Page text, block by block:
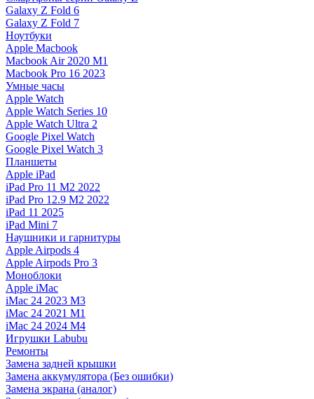
Galaxy Z Fold 6
Galaxy Z Fold 7
Ноутбуки
Apple Macbook
Macbook Air 2020 M1
Macbook Pro 16 2023
Умные часы
Apple Watch
Apple Watch Series 10
Apple Watch Ultra 2
Google Pixel Watch
Google Pixel Watch 3
Планшеты
Apple iPad
iPad Pro 11 M2 2022
iPad Pro 12.9 M2 2022
iPad 11 2025
iPad Mini 7
Наушники и гарнитуры
Apple Airpods 4
Apple Airpods Pro 3
Моноблоки
Apple iMac
iMac 24 2023 M3
iMac 24 2021 M1
iMac 24 2024 M4
Игрушки Labubu
Ремонты
Замена задней крышки
Замена аккумулятора (Без ошибки)
Замена экрана (аналог)